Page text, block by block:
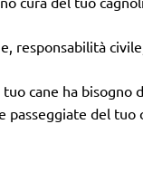
responsabilità
tuo cane ha bisogno
del tuo